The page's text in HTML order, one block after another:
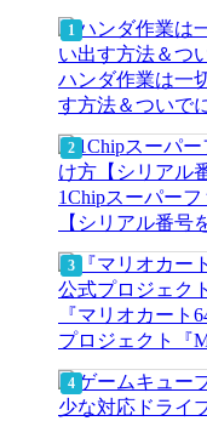
ハンダ作業は一
す方法＆ついで
1Chipスーパー
【シリアル番号
『マリオカート
プロジェクト『